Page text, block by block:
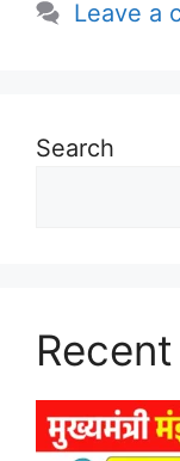
Leave a
Search